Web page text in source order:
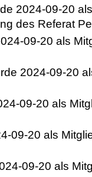
2024-09-20
des Referat
09-20 als
2024-09-20
09-20 als
09-20 als
09-20 als